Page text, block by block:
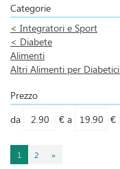
Categorie
< Integratori e Sport
< Diabete
Alimenti
Altri Alimenti per Diabetici
Prezzo
filtra
da €
filtra
a €
1 2 »